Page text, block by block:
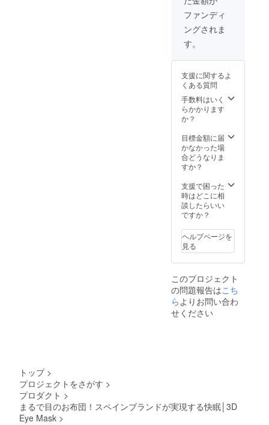
況によ
り出荷
時期が
早急に
致しま
す。
ファンディ
ングされま
す。
支援に関するよ
くある質問
手数料はいく
らかかります
か？
目標金額に届
かなかった場
合どうなりま
すか？
支援で困った
時はどこに相
談したらいい
ですか？
ヘルプページを
見る
このプロジェクト
の問題報告はこち
ら よりお問い合わ
せください
トップ >
プロジェクトをさがす >
プロダクト >
まるで目のお布団！スペインブランドが実現する快眠│3D
Eye Mask >